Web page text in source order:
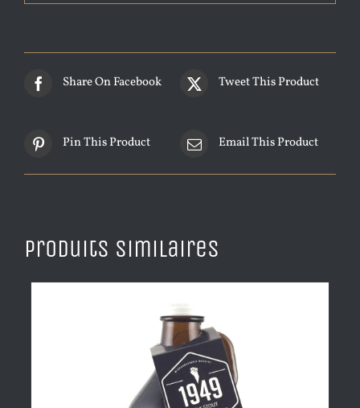
Share On Facebook Tweet This Product
Pin This Product Email This Product
Produits similaires